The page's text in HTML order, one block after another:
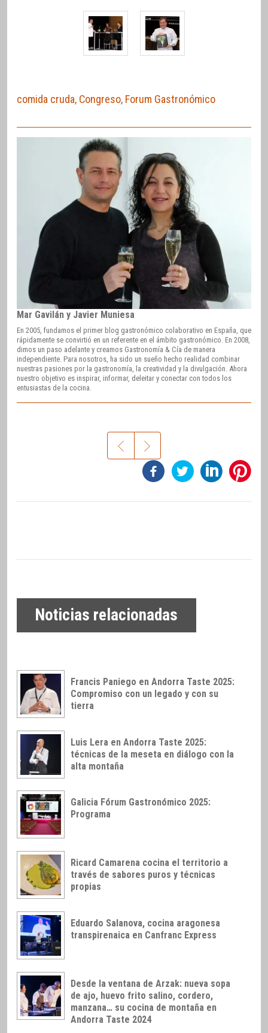
comida cruda, Congreso, Forum Gastronómico
Mar Gavilán y Javier Muniesa
En 2005, fundamos el primer blog gastronómico colaborativo en España, que
rápidamente se convirtió en un referente en el ámbito gastronómico. En 2008,
dimos un paso adelante y creamos Gastronomía & Cía de manera
independiente. Para nosotros, ha sido un sueño hecho realidad combinar
nuestras pasiones por la gastronomía, la creatividad y la divulgación. Ahora
nuestro objetivo es inspirar, informar, deleitar y conectar con todos los
entusiastas de la cocina.
Noticias relacionadas
Francis Paniego en Andorra Taste 2025:
Compromiso con un legado y con su
tierra
Luis Lera en Andorra Taste 2025:
técnicas de la meseta en diálogo con la
alta montaña
Galicia Fórum Gastronómico 2025:
Programa
Ricard Camarena cocina el territorio a
través de sabores puros y técnicas
propias
Eduardo Salanova, cocina aragonesa
transpirenaica en Canfranc Express
Desde la ventana de Arzak: nueva sopa
de ajo, huevo frito salino, cordero,
manzana… su cocina de montaña en
Andorra Taste 2024